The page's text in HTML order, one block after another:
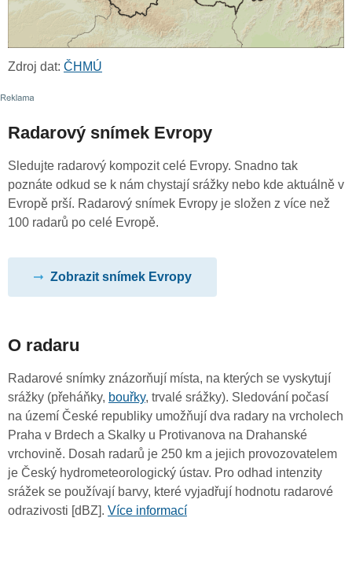
Zdroj dat: ČHMÚ
Radarový snímek Evropy
Sledujte radarový kompozit celé Evropy. Snadno tak
poznáte odkud se k nám chystají srážky nebo kde aktuálně v
Evropě prší. Radarový snímek Evropy je složen z více než
100 radarů po celé Evropě.
Zobrazit snímek Evropy
O radaru
Radarové snímky znázorňují místa, na kterých se vyskytují
srážky (přeháňky, bouřky, trvalé srážky). Sledování počasí
na území České republiky umožňují dva radary na vrcholech
Praha v Brdech a Skalky u Protivanova na Drahanské
vrchovině. Dosah radarů je 250 km a jejich provozovatelem
je Český hydrometeorologický ústav. Pro odhad intenzity
srážek se používají barvy, které vyjadřují hodnotu radarové
odrazivosti [dBZ]. Více informací